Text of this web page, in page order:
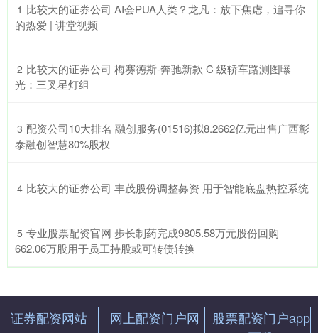
1 ​比较大的证券公司 AI会PUA人类？龙凡：放下焦虑，追寻你
的热爱 | 讲堂视频
2 ​比较大的证券公司 梅赛德斯-奔驰新款 C 级轿车路测图曝
光：三叉星灯组
3 ​配资公司10大排名 融创服务(01516)拟8.2662亿元出售广西彰
泰融创智慧80%股权
4 ​比较大的证券公司 丰茂股份调整募资 用于智能底盘热控系统
5 ​专业股票配资官网 步长制药完成9805.58万元股份回购
662.06万股用于员工持股或可转债转换
证券配资网站 网上配资门户网
股票配资门户app